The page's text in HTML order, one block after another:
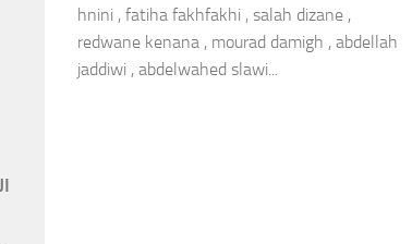
hnini , fatiha fakhfakhi , salah dizane ,
redwane kenana , mourad damigh , abdellah
jaddiwi , abdelwahed slawi...